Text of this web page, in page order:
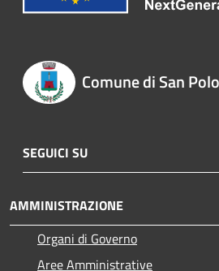
Comune di San
SEGUICI SU
AMMINISTRAZIONE
Organi di Governo
Aree Amministrative